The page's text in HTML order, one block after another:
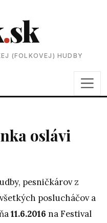
.sk
(FOLKOVEJ) HUDBY
oslávi
pesničkárov z
poslucháčov a
11.6.2016 na Festival